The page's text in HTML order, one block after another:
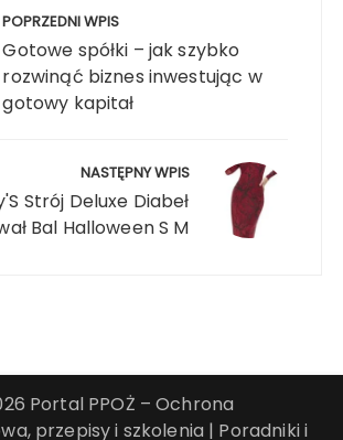
POPRZEDNI WPIS
Gotowe spółki – jak szybko
rozwinąć biznes inwestując w
gotowy kapitał
NASTĘPNY WPIS
Strój Deluxe Diabeł
Bal Halloween S M
Portal PPOŻ – Ochrona
przepisy i szkolenia | Poradniki i